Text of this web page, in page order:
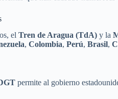
el Tren de Aragua (TdA) y la
, Colombia, Perú, Brasil,
permite al gobierno